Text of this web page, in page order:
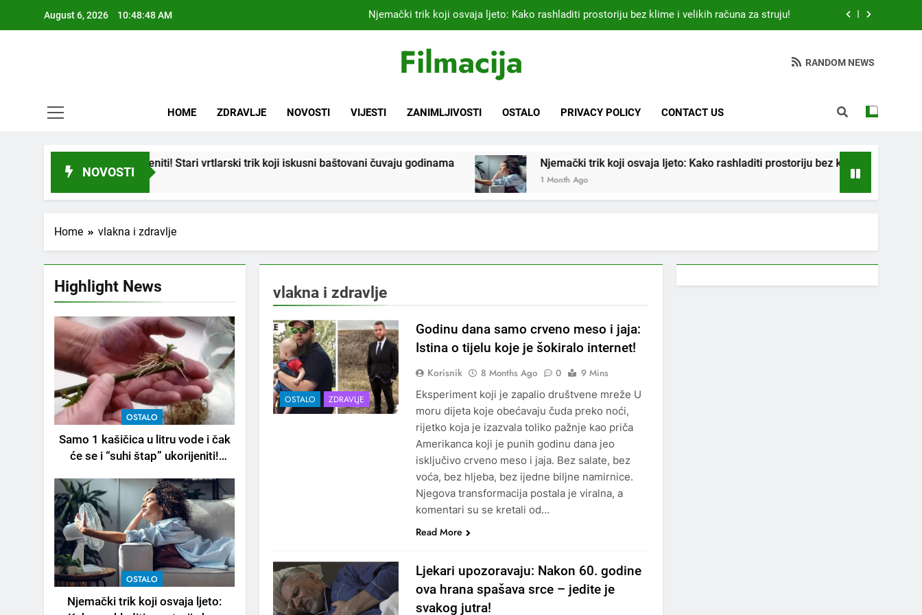
August 6, 2026 10:48:48 AM
Njemački trik koji osvaja ljeto: Kako rashladiti prostoriju bez klime i velikih računa za struju!
Nikada se ne bi sjetili: Sve fleke sa odjeće skida jedno sredstvo koje svi imamo u kući
čuvaju godinama
Kardiolog koji već 20 godina liječi pacijente nakon infarkta otkrio: Ove 4 jutarnje navike nikada ne
praktikujem prije 9 sati – mnogi ih rade svakog dana!
Nikada se ne bi sjetili: Sve fleke sa odjeće skida jedno sredstvo koje svi imamo u kući
Filmacija RANDOM NEWS
HOME ZDRAVLJE NOVOSTI VIJESTI ZANIMLJIVOSTI OSTALO PRIVACY POLICY CONTACT US
NOVOSTI
i “suhi štap” ukorijeniti! Stari vrtlarski trik koji iskusni baštovani čuvaju godinama Njemački trik koji osvaja ljeto: Kako rashladiti prostoriju bez klime i velikih računa za
1 Month Ago
Home vlakna i zdravlje
Highlight News
OSTALO
Samo 1 kašičica u litru vode i čak
će se i “suhi štap” ukorijeniti!
baštovani čuvaju godinama
OSTALO
Njemački trik koji osvaja ljeto:
vlakna i zdravlje
OSTALO ZDRAVLJE
Godinu dana samo crveno meso i jaja:
Istina o tijelu koje je šokiralo internet!
Korisnik 8 Months Ago 0
9 Mins
Eksperiment koji je zapalio društvene mreže U
moru dijeta koje obećavaju čuda preko noći,
rijetko koja je izazvala toliko pažnje kao priča
Amerikanca koji je punih godinu dana jeo
isključivo crveno meso i jaja. Bez salate, bez
voća, bez hljeba, bez ijedne biljne namirnice.
Njegova transformacija postala je viralna, a
komentari su se kretali od…
Read More
Ljekari upozoravaju: Nakon 60. godine
ova hrana spašava srce – jedite je
svakog jutra!